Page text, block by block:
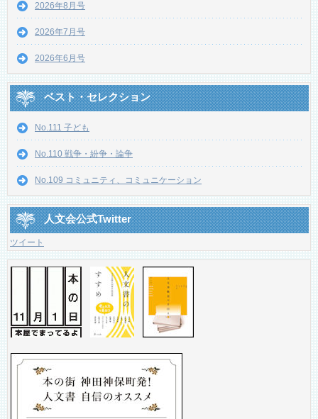
2026年8月号
2026年7月号
2026年6月号
ベスト・セレクション
No.111 子ども
No.110 戦争・紛争・論争
No.109 コミュニティ、コミュニケーション
人文会公式Twitter
ツイート